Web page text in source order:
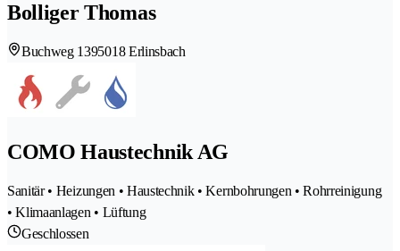
Bolliger Thomas
Buchweg 1395018 Erlinsbach
COMO Haustechnik AG
Sanitär • Heizungen • Haustechnik • Kernbohrungen • Rohrreinigung
• Klimaanlagen • Lüftung
Geschlossen